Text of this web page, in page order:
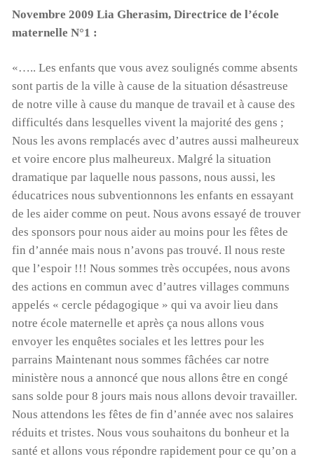
Novembre 2009 Lia Gherasim, Directrice de l’école
maternelle N°1 :
«….. Les enfants que vous avez soulignés comme absents
sont partis de la ville à cause de la situation désastreuse
de notre ville à cause du manque de travail et à cause des
difficultés dans lesquelles vivent la majorité des gens ;
Nous les avons remplacés avec d’autres aussi malheureux
et voire encore plus malheureux. Malgré la situation
dramatique par laquelle nous passons, nous aussi, les
éducatrices nous subventionnons les enfants en essayant
de les aider comme on peut. Nous avons essayé de trouver
des sponsors pour nous aider au moins pour les fêtes de
fin d’année mais nous n’avons pas trouvé. Il nous reste
que l’espoir !!! Nous sommes très occupées, nous avons
des actions en commun avec d’autres villages communs
appelés « cercle pédagogique » qui va avoir lieu dans
notre école maternelle et après ça nous allons vous
envoyer les enquêtes sociales et les lettres pour les
parrains Maintenant nous sommes fâchées car notre
ministère nous a annoncé que nous allons être en congé
sans solde pour 8 jours mais nous allons devoir travailler.
Nous attendons les fêtes de fin d’année avec nos salaires
réduits et tristes. Nous vous souhaitons du bonheur et la
santé et allons vous répondre rapidement pour ce qu’on a